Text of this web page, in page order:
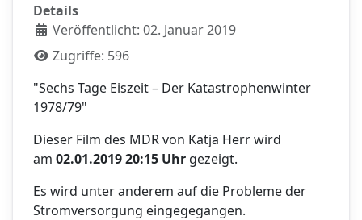
Details
Veröffentlicht: 02. Januar 2019
Zugriffe: 596
"Sechs Tage Eiszeit – Der Katastrophenwinter
1978/79"
Dieser Film des MDR von Katja Herr wird
am 02.01.2019 20:15 Uhr gezeigt.
Es wird unter anderem auf die Probleme der
Stromversorgung eingegegangen.